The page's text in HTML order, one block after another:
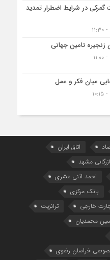
در شرایط اضطرار تمدید
زنجیره تامین جهانی
میان فکر و عمل
اتاق ایران
مشهد
احمد اثنی عشری
بانک مرکزی
خارجی
ترانزیت
محمدیان
خراسان رضوی